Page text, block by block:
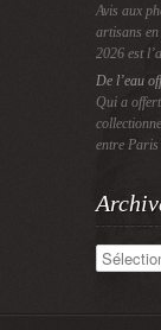
Avis aux
artisans
2026 est
De l’eau
Qui a
entre
Archives